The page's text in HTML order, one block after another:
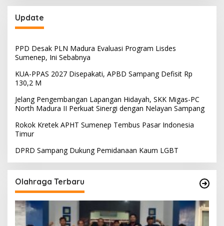
Update
PPD Desak PLN Madura Evaluasi Program Lisdes
Sumenep, Ini Sebabnya
KUA-PPAS 2027 Disepakati, APBD Sampang Defisit Rp
130,2 M
Jelang Pengembangan Lapangan Hidayah, SKK Migas-PC
North Madura II Perkuat Sinergi dengan Nelayan Sampang
Rokok Kretek APHT Sumenep Tembus Pasar Indonesia
Timur
DPRD Sampang Dukung Pemidanaan Kaum LGBT
Olahraga Terbaru